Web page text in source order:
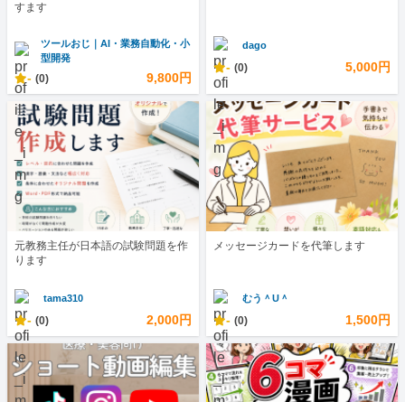
すます
ツールおじ｜AI・業務自動化・小
型開発
- (0) 9,800円
dago
- (0) 5,000円
元教務主任が日本語の試験問題を作
ります
tama310
- (0) 2,000円
メッセージカードを代筆します
むう＾U＾
- (0) 1,500円